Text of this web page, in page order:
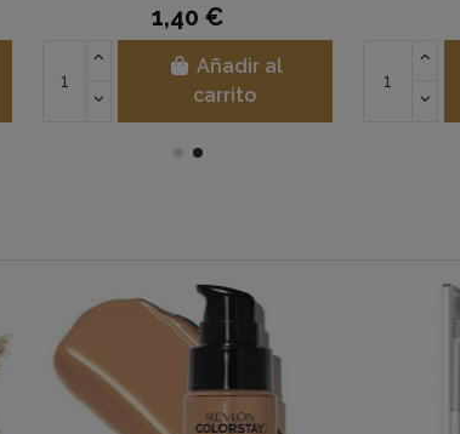
1,40 €
Añadir al
carrito